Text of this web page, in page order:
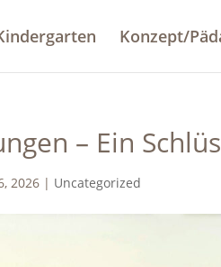
Konzept/
– Ein
2026| Uncategorized